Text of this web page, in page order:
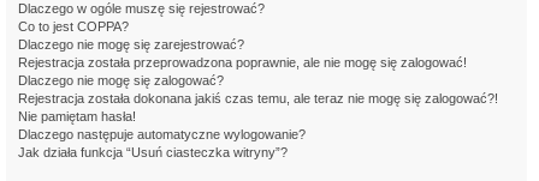
Dlaczego w ogóle muszę się rejestrować?
Co to jest COPPA?
Dlaczego nie mogę się zarejestrować?
Rejestracja została przeprowadzona poprawnie, ale nie mogę się zalogować!
Dlaczego nie mogę się zalogować?
Rejestracja została dokonana jakiś czas temu, ale teraz nie mogę się zalogować?!
Nie pamiętam hasła!
Dlaczego następuje automatyczne wylogowanie?
Jak działa funkcja “Usuń ciasteczka witryny”?